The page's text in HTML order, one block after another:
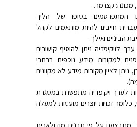
מכונה: קצרמר.
המתפרסמים בסופו של הליך
חייבים להיות מותאמים לקהל
הביניים ואילך.
לויקיפדיה ניתן להוסיף קישורים
למקורות מידע נוספים ברחבי
ניתן לציין מקורות מידע לא מקוונים
לערך ויקיפדיה מתפשרת במסגרת
כלומר זכויות יוצרים מועטות למעלה
מתבצעת על פי תבנית מודולארית